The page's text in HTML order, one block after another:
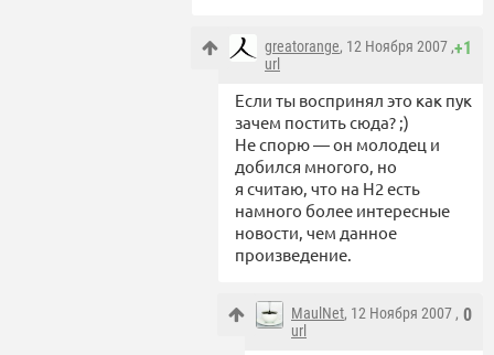
+1
greatorange, 12 Ноября 2007 ,
url
Если ты воспринял это как пук
зачем постить сюда? ;)
Не спорю — он молодец и
добился многого, но
я считаю, что на Н2 есть
намного более интересные
новости, чем данное
произведение.
0
MaulNet, 12 Ноября 2007 ,
url